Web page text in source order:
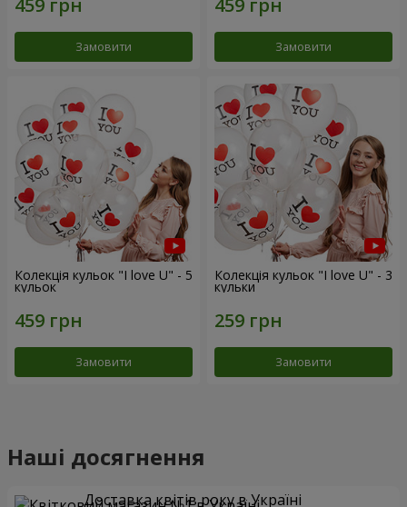
Замовити Замовити
Колекція кульок "I love U" - 5
кульок
Замовити
Колекція кульок "I love U" - 3
кульки
Замовити
Наші досягнення
Доставка квітів року в Україні